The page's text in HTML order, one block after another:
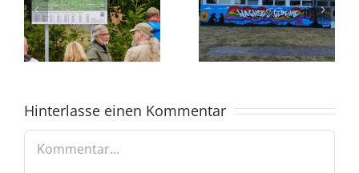
Hinterlasse einen Kommentar
Kommentar